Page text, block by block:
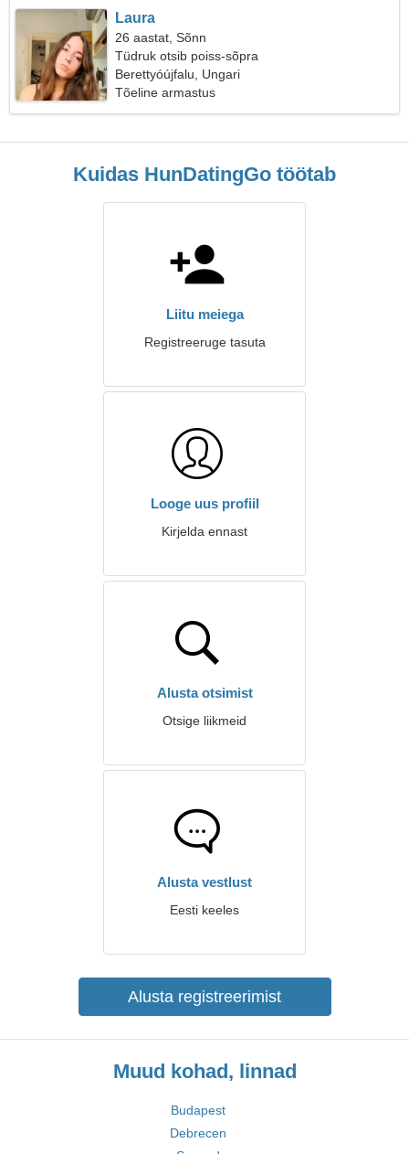
Laura
26 aastat, Sõnn
Tüdruk otsib poiss-sõpra
Berettyóújfalu, Ungari
Tõeline armastus
Kuidas HunDatingGo töötab
Liitu meiega
Registreeruge tasuta
Looge uus profiil
Kirjelda ennast
Alusta otsimist
Otsige liikmeid
Alusta vestlust
Eesti keeles
Alusta registreerimist
Muud kohad, linnad
Budapest
Debrecen